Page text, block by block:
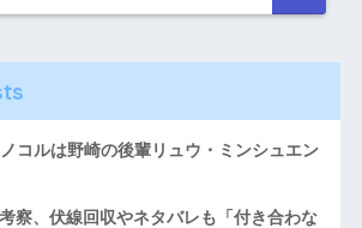
ノコルは野崎の後輩リュウ・ミンシュエン
察、伏線回収やネタバレも「付き合わな